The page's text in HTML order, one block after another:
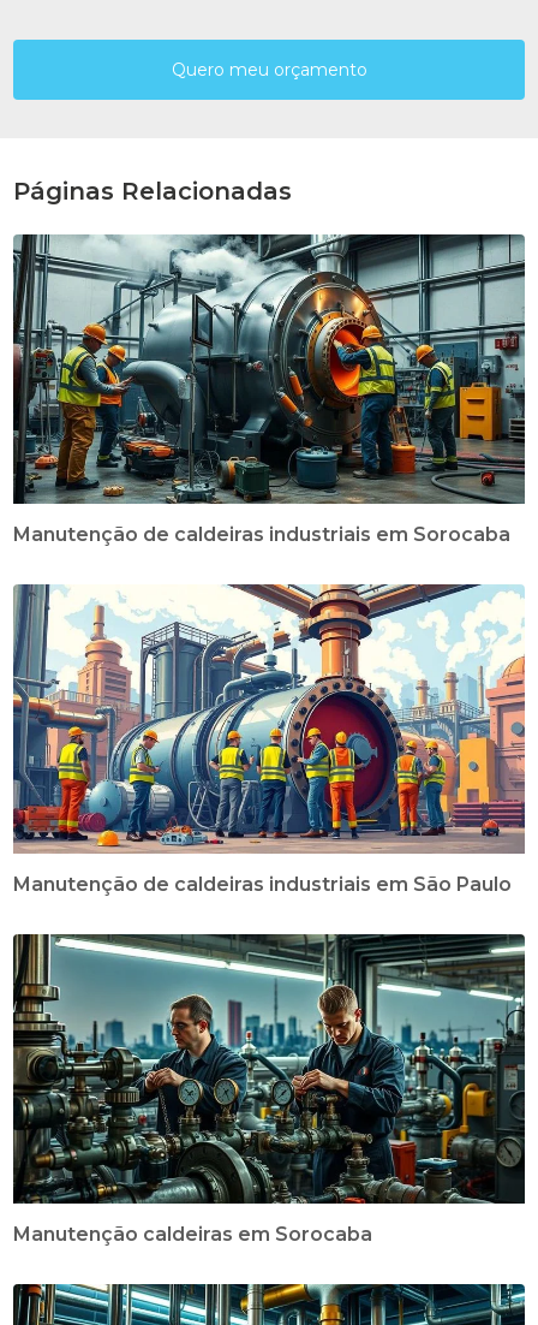
Quero meu orçamento
Páginas Relacionadas
Manutenção de caldeiras industriais em Sorocaba
Manutenção de caldeiras industriais em São Paulo
Manutenção caldeiras em Sorocaba